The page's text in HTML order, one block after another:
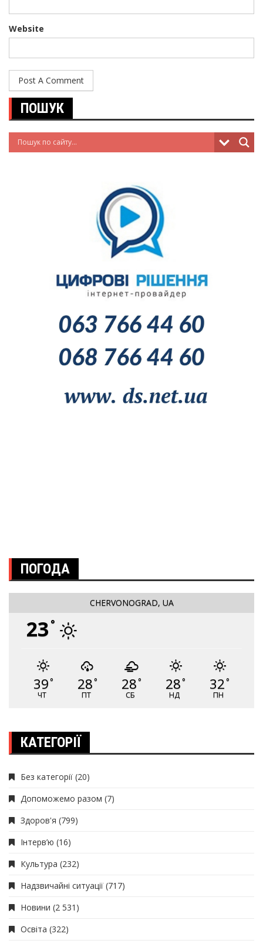
Website
ПОШУК
ПОГОДА
CHERVONOGRAD, UA
23 °
39°
ЧТ
28°
ПТ
28°
СБ
28°
НД
32°
ПН
КАТЕГОРІЇ
Без категорії (20)
Допоможемо разом (7)
Здоров'я (799)
Інтерв’ю (16)
Культура (232)
Надзвичайні ситуації (717)
Новини (2 531)
Освіта (322)